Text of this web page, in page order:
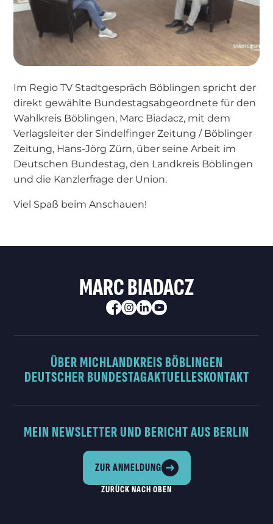
Im Regio TV Stadtgespräch Böblingen spricht der
direkt gewählte Bundestagsabgeordnete für den
Wahlkreis Böblingen, Marc Biadacz, mit dem
Verlagsleiter der Sindelfinger Zeitung / Böblinger
Zeitung, Hans-Jörg Zürn, über seine Arbeit im
Deutschen Bundestag, den Landkreis Böblingen
und die Kanzlerfrage der Union.
Viel Spaß beim Anschauen!
MARC BIADACZ
ÜBER MICHLANDKREIS BÖBLINGEN
DEUTSCHER BUNDESTAGAKTUELLESKONTAKT
MEIN NEWSLETTER UND BERICHT AUS BERLIN
ZUR ANMELDUNG
ZURÜCK NACH OBEN